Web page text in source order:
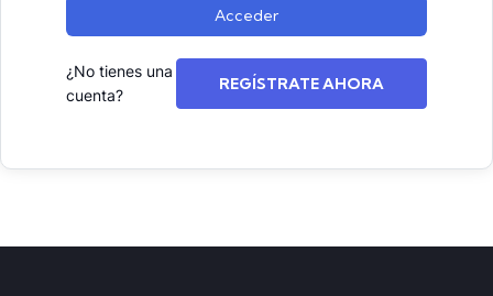
Acceder
¿No tienes una
cuenta?
REGÍSTRATE AHORA